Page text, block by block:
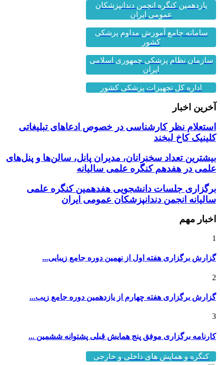
یازدهمین کنگره انجمن دندانپزشکان
عمومی ایران
سامانه جامع آموزش مداوم پزشکی
کشور
سازمان نظام پزشکی جمهوری اسلامی
ایران
اداره کل تجهیزات پزشکی کشور
آخرین اخبار
استعلام نظر کارشناسی در خصوص ادعاهای تبلیغاتی
کلینیک کاخ لبخند
بیشترین تعداد سخنرانان، مدیران پانل، سالن‌ها و پنل‌های
علمی در هفدهم کنگره علمی سالیانه
برگزاری جلسات دانشجویی هفدهمین کنگره علمی
سالیانه انجمن دندانپزشکان عمومی ایران
اخبار مهم
1
گزارش برگزاری هفته اول از نهمین دوره جامع زیبایی...
2
گزارش برگزاری هفته چهارم از یازدهمین دوره جامع زیب...
3
کارنامه برگزاری موفق پنج همایش قبلی پشتوانه ششمین ...
کنگره و همایش های داخلی و خارجی